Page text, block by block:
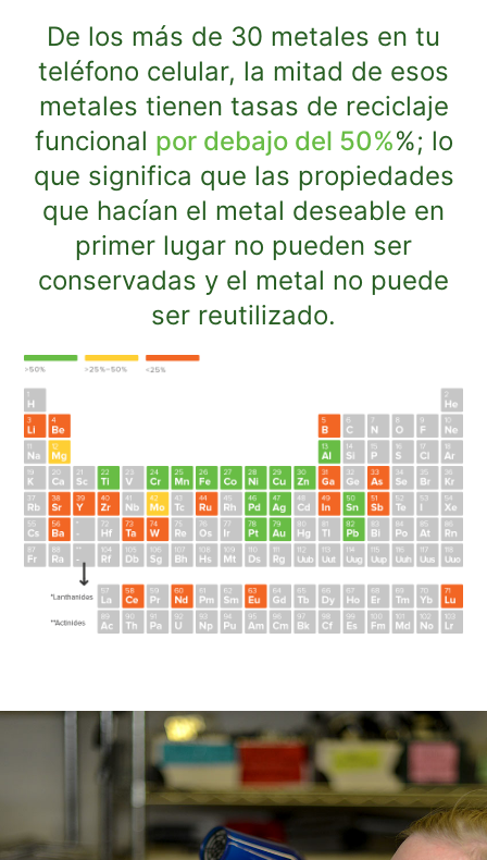
De los más de 30 metales en tu
teléfono celular, la mitad de esos
metales tienen tasas de reciclaje
funcional por debajo del 50%%; lo
que significa que las propiedades
que hacían el metal deseable en
primer lugar no pueden ser
conservadas y el metal no puede
ser reutilizado.